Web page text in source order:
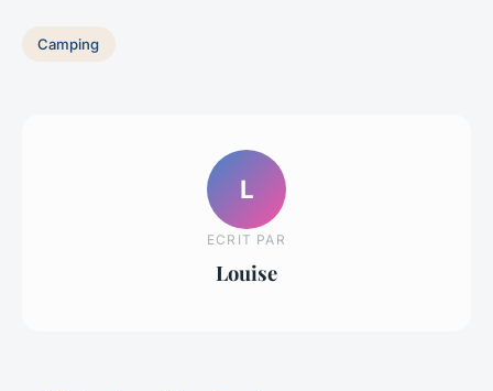
Camping
L
ECRIT PAR
Louise